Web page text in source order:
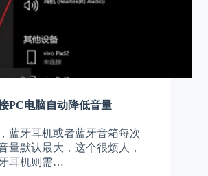
PC电脑自动降低音量
蓝牙耳机或者蓝牙音箱每次
量默认最大，这个很烦人，
耳机则需…